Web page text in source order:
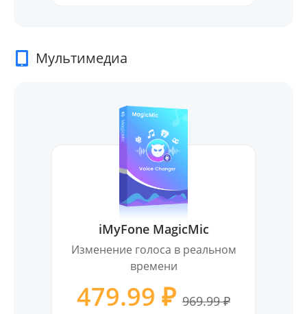
Мультимедиа
iMyFone MagicMic
Изменение голоса в реальном
времени
479.99 ₽ 969.99 ₽